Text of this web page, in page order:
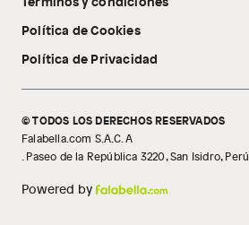
Tecnología Pillow Walk
Libro de reclamaciones
Política de Cookies
Política de Privacidad
© TODOS LOS DERECHOS RESERVADOS
Falabella.com S.A.C. A
. Paseo de la República 3220, San Isidro, Perú
Powered by